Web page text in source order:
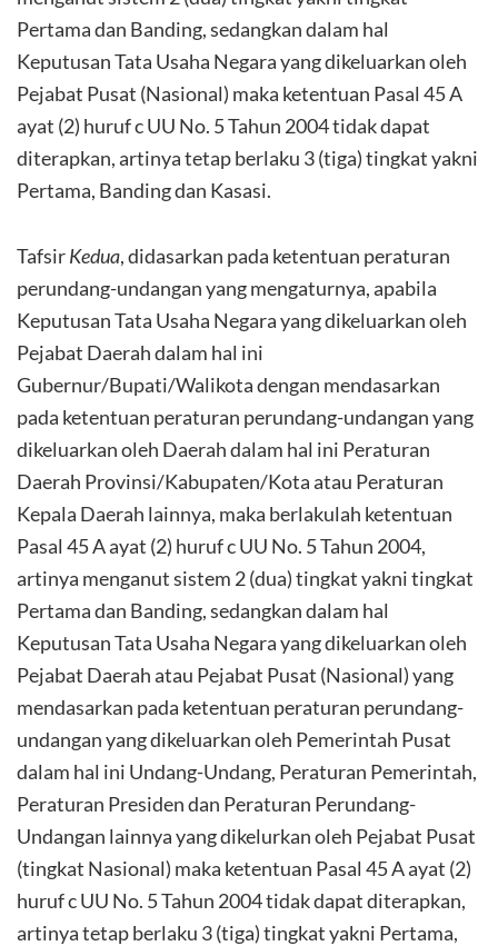
Pertama dan Banding, sedangkan dalam hal
Keputusan Tata Usaha Negara yang dikeluarkan oleh
Pejabat Pusat (Nasional) maka ketentuan Pasal 45 A
ayat (2) huruf c UU No. 5 Tahun 2004 tidak dapat
diterapkan, artinya tetap berlaku 3 (tiga) tingkat yakni
Pertama, Banding dan Kasasi.
TafsirKedua, didasarkan pada ketentuan peraturan
perundang-undangan yang mengaturnya, apabila
Keputusan Tata Usaha Negara yang dikeluarkan oleh
Pejabat Daerah dalam hal ini
Gubernur/Bupati/Walikota dengan mendasarkan
pada ketentuan peraturan perundang-undangan yang
dikeluarkan oleh Daerah dalam hal ini Peraturan
Daerah Provinsi/Kabupaten/Kota atau Peraturan
Kepala Daerah lainnya, maka berlakulah ketentuan
Pasal 45 A ayat (2) huruf c UU No. 5 Tahun 2004,
artinya menganut sistem 2 (dua) tingkat yakni tingkat
Pertama dan Banding, sedangkan dalam hal
Keputusan Tata Usaha Negara yang dikeluarkan oleh
Pejabat Daerah atau Pejabat Pusat (Nasional) yang
mendasarkan pada ketentuan peraturan perundang-
undangan yang dikeluarkan oleh Pemerintah Pusat
dalam hal ini Undang-Undang, Peraturan Pemerintah,
Peraturan Presiden dan Peraturan Perundang-
Undangan lainnya yang dikelurkan oleh Pejabat Pusat
(tingkat Nasional) maka ketentuan Pasal 45 A ayat (2)
huruf c UU No. 5 Tahun 2004 tidak dapat diterapkan,
artinya tetap berlaku 3 (tiga) tingkat yakni Pertama,